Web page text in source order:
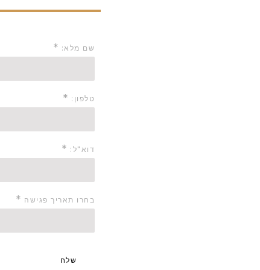
שם מלא: *
טלפון: *
דוא"ל: *
בחרו תאריך פגישה *
שלח